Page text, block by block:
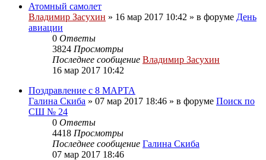
Атомный самолет
Владимир Засухин » 16 мар 2017 10:42 » в форуме День
авиации
0 Ответы
3824 Просмотры
Последнее сообщение Владимир Засухин
16 мар 2017 10:42
Поздравление с 8 МАРТА
Галина Скиба » 07 мар 2017 18:46 » в форуме Поиск по
СШ № 24
0 Ответы
4418 Просмотры
Последнее сообщение Галина Скиба
07 мар 2017 18:46